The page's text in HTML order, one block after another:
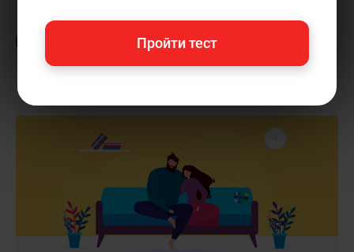
профессиональный психолог.Пишу статьи
«Новости и события»
Пройти тест